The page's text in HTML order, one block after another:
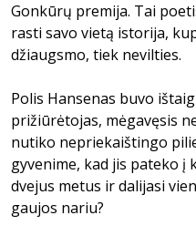
Gonkūrų premija. Tai
rasti savo vietą istorija,
džiaugsmo, tiek nevilties.
Polis Hansenas buvo
prižiūrėtojas, mėgavęsis
nutiko nepriekaištingo
gyvenime, kad jis pateko į
dvejus metus ir dalijasi
gaujos nariu?